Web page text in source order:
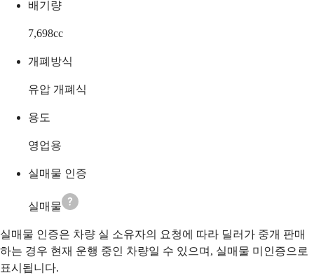
배기량
7,698cc
개폐방식
유압 개폐식
용도
영업용
실매물 인증
실매물
실매물 인증은 차량 실 소유자의 요청에 따라 딜러가 중개 판매
하는 경우 현재 운행 중인 차량일 수 있으며, 실매물 미인증으로
표시됩니다.